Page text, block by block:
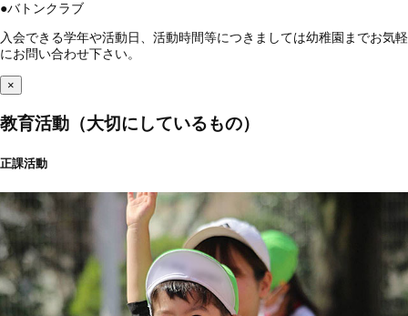
●バトンクラブ
入会できる学年や活動日、活動時間等につきましては幼稚園までお気軽
にお問い合わせ下さい。
×
教育活動（大切にしているもの）
正課活動